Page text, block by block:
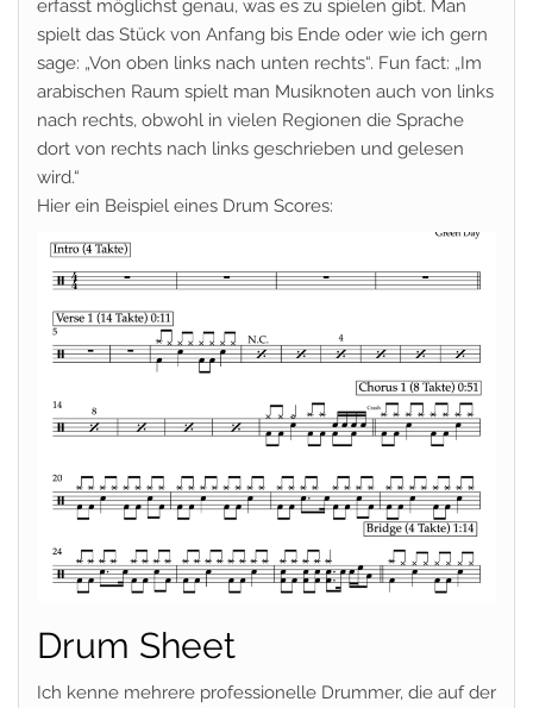
erfasst möglichst genau, was es zu spielen gibt. Man
spielt das Stück von Anfang bis Ende oder wie ich gern
sage: „Von oben links nach unten rechts“. Fun fact: „Im
arabischen Raum spielt man Musiknoten auch von links
nach rechts, obwohl in vielen Regionen die Sprache
dort von rechts nach links geschrieben und gelesen
wird.“
Hier ein Beispiel eines Drum Scores:
Drum Sheet
Ich kenne mehrere professionelle Drummer, die auf der